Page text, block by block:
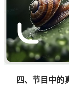
四、节目中的